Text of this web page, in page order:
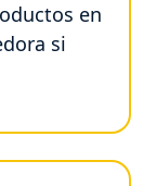
en
si